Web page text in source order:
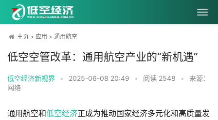
主页 > 应用 > 通用航空
低空空管改革：通用航空产业的“新机遇”
低空经济新视界 • 2025-06-08 20:49 • 阅读 2548 •
来源：
网络
通用航空和低空经济正成为推动国家经济多元化和高质量发